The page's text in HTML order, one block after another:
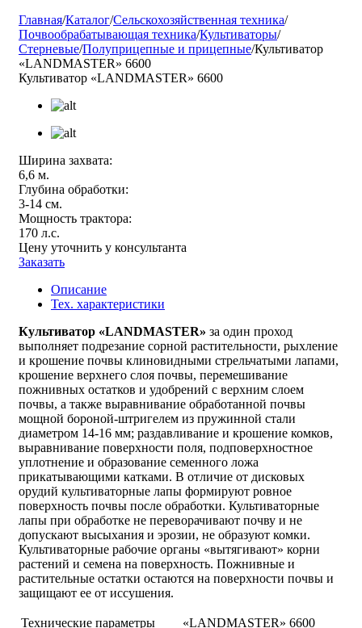
Главная/Каталог/Сельскохозяйственная техника/
Почвообрабатывающая техника/Культиваторы/
Стерневые/Полуприцепные и прицепные/Культиватор
«LANDMASTER» 6600
Культиватор «LANDMASTER» 6600
Ширина захвата:
6,6 м.
Глубина обработки:
3-14 см.
Мощность трактора:
170 л.с.
Цену уточнить у консультанта
Заказать
Описание
Тех. характеристики
Культиватор «LANDMASTER» за один проход
выполняет подрезание сорной растительности, рыхление
и крошение почвы клиновидными стрельчатыми лапами,
крошение верхнего слоя почвы, перемешивание
пожнивных остатков и удобрений с верхним слоем
почвы, а также выравнивание обработанной почвы
мощной бороной-штригелем из пружинной стали
диаметром 14-16 мм; раздавливание и крошение комков,
выравнивание поверхности поля, подповерхностное
уплотнение и образование семенного ложа
прикатывающими катками. В отличие от дисковых
орудий культиваторные лапы формируют ровное
поверхность почвы после обработки. Культиваторные
лапы при обработке не переворачивают почву и не
допускают высыхания и эрозии, не образуют комки.
Культиваторные рабочие органы «вытягивают» корни
растений и семена на поверхность. Пожнивные и
растительные остатки остаются на поверхности почвы и
защищают ее от иссушения.
Технические параметры «LANDMASTER» 6600